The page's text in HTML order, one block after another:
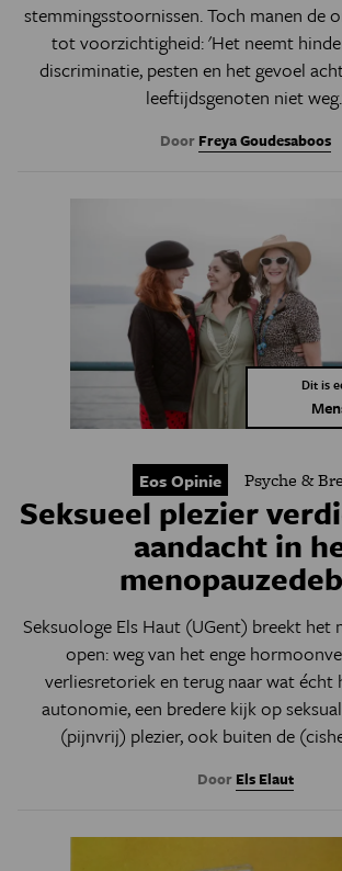
stemmingsstoornissen. Toch manen de
tot voorzichtigheid: 'Het neemt
discriminatie, pesten en het gevoel
leeftijdsgenoten niet
Door Freya Goudesaboos
Dit is
Eos Opinie Psyche &
Seksueel plezier
aandacht in
Seksuologe Els Haut (UGent) breekt het
open: weg van het enge
verliesretoriek en terug naar wat écht
autonomie, een bredere kijk op
(pijnvrij) plezier, ook buiten de
Door Els Elaut